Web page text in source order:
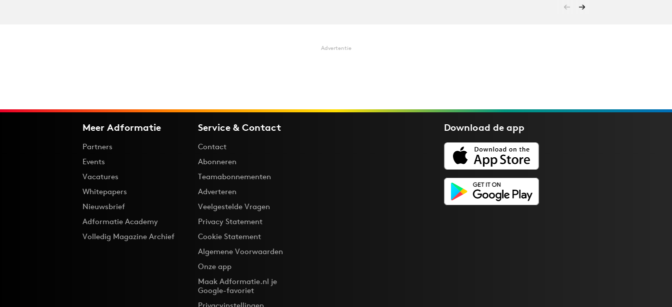
Advertentie
Meer Adformatie
Partners
Events
Vacatures
Whitepapers
Nieuwsbrief
Adformatie Academy
Volledig Magazine Archief
Service & Contact
Contact
Abonneren
Teamabonnementen
Adverteren
Veelgestelde Vragen
Privacy Statement
Cookie Statement
Algemene Voorwaarden
Onze app
Maak Adformatie.nl je
Google-favoriet
Download deapp